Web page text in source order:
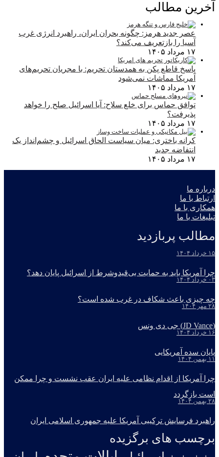
آخرین مطالب
عصر جدید هرمز: چگونه بحران ایران، راهبرد انرژی غرب
آسیا را بازتعریف می‌کند؟
۱۷ مرداد ۱۴۰۵
پاسخ قاطع پکن به همدستان تحریم: با مجریان تحریم‌های
آمریکا مماشات نمی‌شود
۱۷ مرداد ۱۴۰۵
توافق حماس برای خلع سلاح: آیا اسرائیل صلح را خواهد
پذیرفت؟
۱۷ مرداد ۱۴۰۵
کرانه باختری: میان سیاست الحاق اسرائیل و چشم‌انداز یک
انتفاضه جدید
۱۷ مرداد ۱۴۰۵
درباره ما
ارتباط با ما
همکاری با ما
تبلیغات با ما
مطالب پربازدید
۱۵ خرداد ۱۴۰۴
چرا آمریکا باید به حمایت بی‌قیدوشرط از اسرائیل پایان دهد؟
۰۳ خرداد ۱۴۰۴
چه چیزی باعث شکاف در غرب شده است؟
۲۸ مهر ۱۴۰۴
(JD Vance) جی دی ونس
۱۶ خرداد ۱۴۰۴
پایان سده آمریکایی
۱۱ بهمن ۱۴۰۴
چرا آمریکا از اقدام نظامی علیه ایران عقب نشست و چرا ممکن
است بازگردد
۲۸ بهمن ۱۴۰۴
راهبرد فرسایش ترکیبی آمریکا علیه جمهوری اسلامی ایران
برچسب های برگزیده